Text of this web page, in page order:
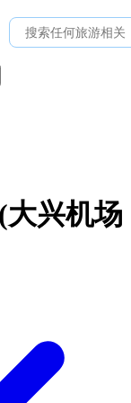
兴机场